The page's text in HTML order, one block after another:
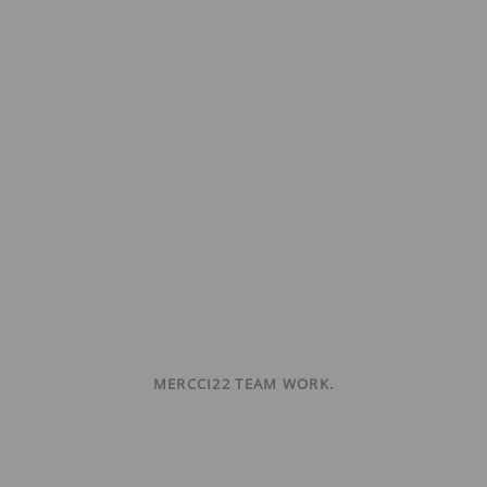
MERCCI22 TEAM WORK.